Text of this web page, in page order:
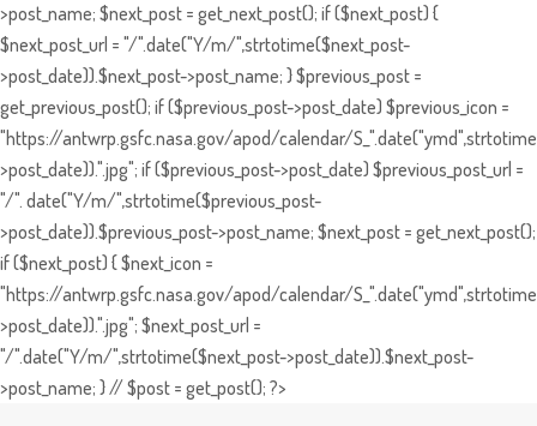
>post_name; $next_post = get_next_post(); if ($next_post) {
$next_post_url = "/".date("Y/m/",strtotime($next_post-
>post_date)).$next_post->post_name; } $previous_post =
get_previous_post(); if ($previous_post->post_date) $previous_icon =
"https://antwrp.gsfc.nasa.gov/apod/calendar/
>post_date)).".jpg"; if ($previous_post->post_date) $previous_post_url =
"/". date("Y/m/",strtotime($previous_post-
>post_date)).$previous_post->post_name; $next_post = get_next_post();
if ($next_post) { $next_icon =
"https://antwrp.gsfc.nasa.gov/apod/calendar/
>post_date)).".jpg"; $next_post_url =
"/".date("Y/m/",strtotime($next_post->post_date)).$next_post-
>post_name; } // $post = get_post(); ?>